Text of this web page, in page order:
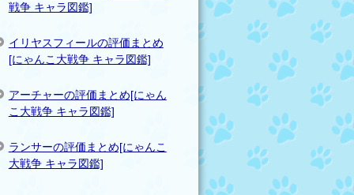
戦争 キャラ図鑑]
イリヤスフィールの評価まとめ
[にゃんこ大戦争 キャラ図鑑]
アーチャーの評価まとめ[にゃん
こ大戦争 キャラ図鑑]
ランサーの評価まとめ[にゃんこ
大戦争 キャラ図鑑]